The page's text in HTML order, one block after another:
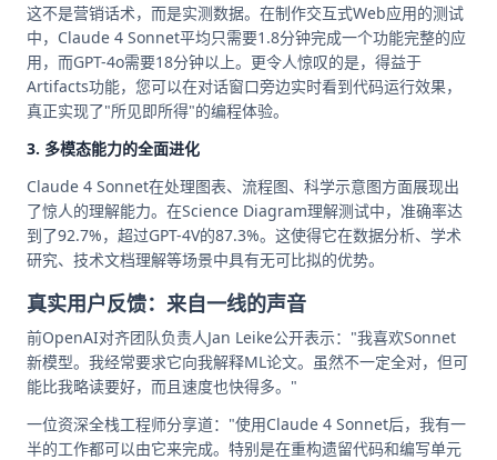
这不是营销话术，而是实测数据。在制作交互式Web应用的测试
中，Claude 4 Sonnet平均只需要1.8分钟完成一个功能完整的应
用，而GPT-4o需要18分钟以上。更令人惊叹的是，得益于
Artifacts功能，您可以在对话窗口旁边实时看到代码运行效果，
真正实现了"所见即所得"的编程体验。
3. 多模态能力的全面进化
Claude 4 Sonnet在处理图表、流程图、科学示意图方面展现出
了惊人的理解能力。在Science Diagram理解测试中，准确率达
到了92.7%，超过GPT-4V的87.3%。这使得它在数据分析、学术
研究、技术文档理解等场景中具有无可比拟的优势。
真实用户反馈：来自一线的声音
前OpenAI对齐团队负责人Jan Leike公开表示："我喜欢Sonnet
新模型。我经常要求它向我解释ML论文。虽然不一定全对，但可
能比我略读要好，而且速度也快得多。"
一位资深全栈工程师分享道："使用Claude 4 Sonnet后，我有一
半的工作都可以由它来完成。特别是在重构遗留代码和编写单元